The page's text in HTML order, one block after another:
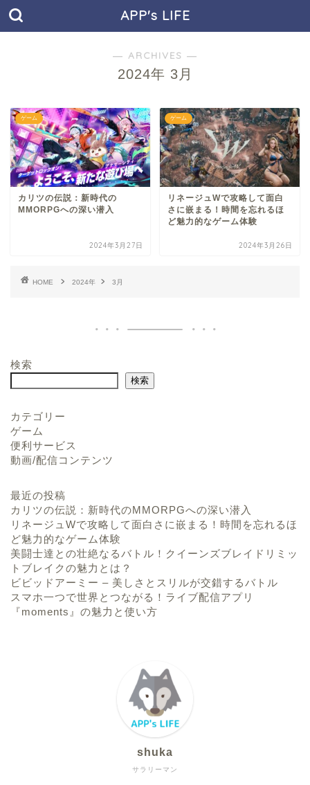
APP's LIFE
― ARCHIVES ―
2024年 3月
ゲーム
カリツの伝説：新時代の
MMORPGへの深い潜入
2024年3月27日
ゲーム
リネージュWで攻略して面白
さに嵌まる！時間を忘れるほ
ど魅力的なゲーム体験
2024年3月26日
HOME 2024年 3月
検索
検索
カテゴリー
ゲーム
便利サービス
動画/配信コンテンツ
最近の投稿
カリツの伝説：新時代のMMORPGへの深い潜入
リネージュWで攻略して面白さに嵌まる！時間を忘れるほ
ど魅力的なゲーム体験
美闘士達との壮絶なるバトル！クイーンズブレイドリミッ
トブレイクの魅力とは？
ビビッドアーミー – 美しさとスリルが交錯するバトル
スマホ一つで世界とつながる！ライブ配信アプリ
『moments』の魅力と使い方
サラリーマン
shuka